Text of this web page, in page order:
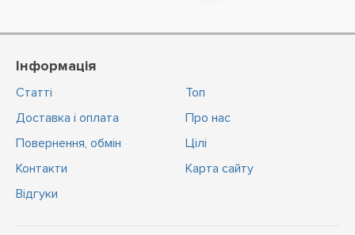
Інформація
Статті
Доставка і оплата
Повернення, обмін
Контакти
Відгуки
Топ
Про нас
Цiлi
Карта сайту